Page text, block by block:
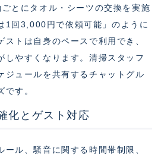
とにタオル・シーツの交換を実施
1回3,000円で依頼可能」のように
トは自身のペースで利用でき、
しやすくなります。清掃スタッフ
ジュールを共有するチャットグル
です。
化とゲスト対応
ル、騒音に関する時間帯制限、